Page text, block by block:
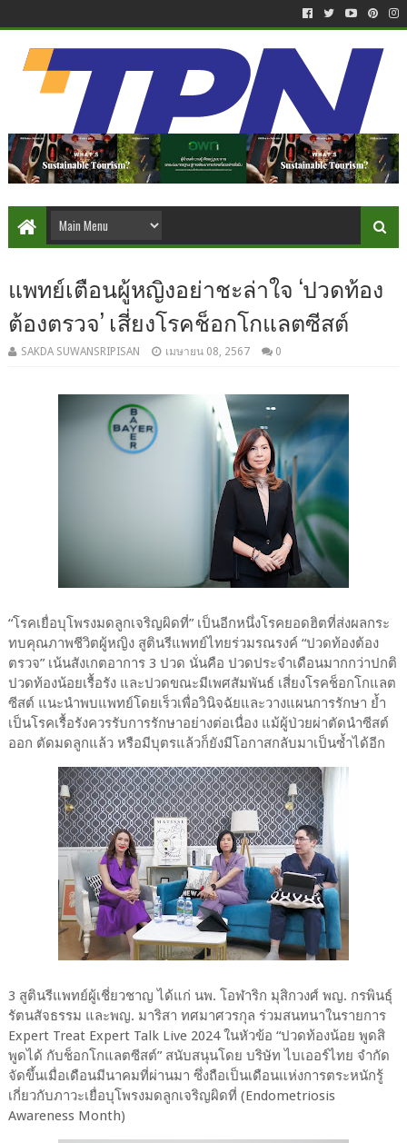
แพทย์เตือนผู้หญิงอย่าชะล่าใจ ‘ปวดท้อง
ต้องตรวจ’ เสี่ยงโรคช็อกโกแลตซีสต์
SAKDA SUWANSRIPISAN เมษายน 08, 2567 0
“โรคเยื่อบุโพรงมดลูกเจริญผิดที่” เป็นอีกหนึ่งโรคยอดฮิตที่ส่งผลกระ
ทบคุณภาพชีวิตผู้หญิง สูตินรีแพทย์ไทยร่วมรณรงค์ “ปวดท้องต้อง
ตรวจ” เน้นสังเกตอาการ 3 ปวด นั่นคือ ปวดประจำเดือนมากกว่าปกติ
ปวดท้องน้อยเรื้อรัง และปวดขณะมีเพศสัมพันธ์ เสี่ยงโรคช็อกโกแลต
ซีสต์ แนะนำพบแพทย์โดยเร็วเพื่อวินิจฉัยและวางแผนการรักษา ย้ำ
เป็นโรคเรื้อรังควรรับการรักษาอย่างต่อเนื่อง แม้ผู้ป่วยผ่าตัดนำซีสต์
ออก ตัดมดลูกแล้ว หรือมีบุตรแล้วก็ยังมีโอกาสกลับมาเป็นซ้ำได้อีก
3 สูตินรีแพทย์ผู้เชี่ยวชาญ ได้แก่ นพ. โอฬาริก มุสิกวงศ์ พญ. กรพินธุ์
รัตนสัจธรรม และพญ. มาริสา ทศมาศวรกุล ร่วมสนทนาในรายการ
Expert Treat Expert Talk Live 2024 ในหัวข้อ “ปวดท้องน้อย พูดสิ
พูดได้ กับช็อกโกแลตซีสต์” สนับสนุนโดย บริษัท ไบเออร์ไทย จำกัด
จัดขึ้นเมื่อเดือนมีนาคมที่ผ่านมา ซึ่งถือเป็นเดือนแห่งการตระหนักรู้
เกี่ยวกับภาวะเยื่อบุโพรงมดลูกเจริญผิดที่ (Endometriosis
Awareness Month)